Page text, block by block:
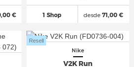
€ 1 Shop desde 71,00 €
Nike
V2K Run
Resell